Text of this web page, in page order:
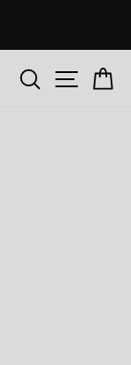
検索 サイ